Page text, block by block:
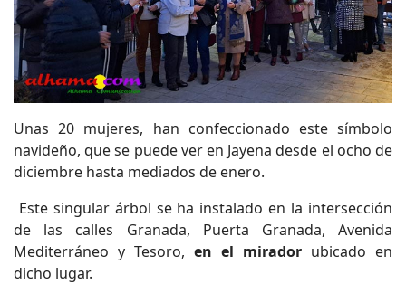
Unas 20 mujeres, han confeccionado este símbolo
navideño, que se puede ver en Jayena desde el ocho de
diciembre hasta mediados de enero.
Este singular árbol se ha instalado en la intersección
de las calles Granada, Puerta Granada, Avenida
Mediterráneo y Tesoro, en el mirador ubicado en
dicho lugar.